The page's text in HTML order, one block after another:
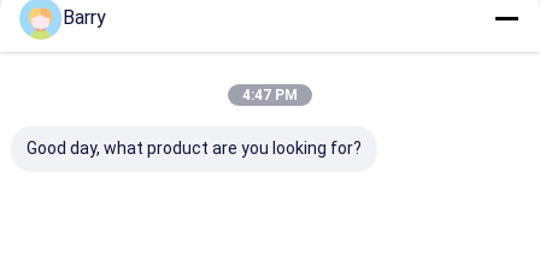
Barry
4:47 PM
Good day, what product are you looking for?